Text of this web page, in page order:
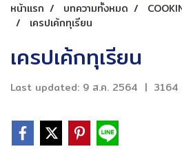
หน้าแรก บทความทั้งหมด
เครปเค้กทุเรียน
เครปเค้กทุเรียน
Last updated: 9 ส.ค. 2564 | 3164